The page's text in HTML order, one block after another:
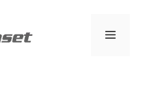
Menu